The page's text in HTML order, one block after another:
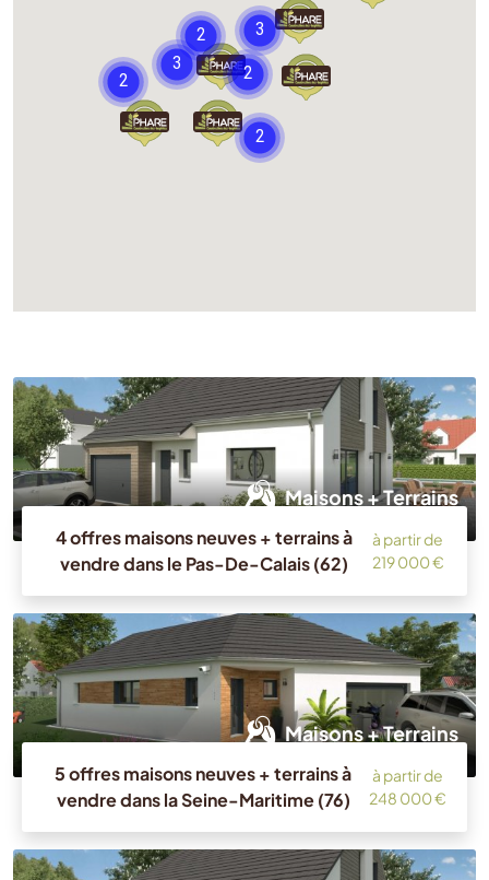
Chargement...
Maisons + Terrains
4 offres maisons neuves + terrains à
vendre dans le Pas-De-Calais (62)
à partir de
219 000 €
Maisons + Terrains
5 offres maisons neuves + terrains à
vendre dans la Seine-Maritime (76)
à partir de
248 000 €